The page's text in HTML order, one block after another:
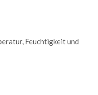
Feuchtigkeit und